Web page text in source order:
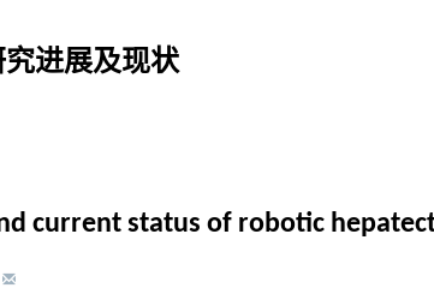
进展及现状
current status of robotic